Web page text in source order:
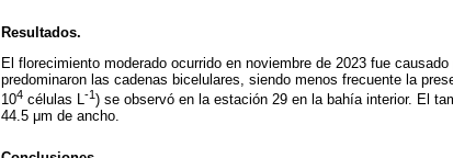
Resultados.
El florecimiento moderado ocurrido en noviembre de 2023 fue causado
predominaron las cadenas bicelulares, siendo menos frecuente la
104 células L-1) se observó en la estación 29 en la bahía interior. El
44.5 μm de ancho.